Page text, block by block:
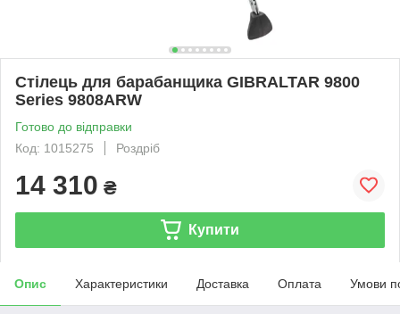
Стілець для барабанщика GIBRALTAR 9800
Series 9808ARW
Готово до відправки
Код: 1015275
Роздріб
14 310 ₴
Купити
Опис Характеристики Доставка Оплата Умови